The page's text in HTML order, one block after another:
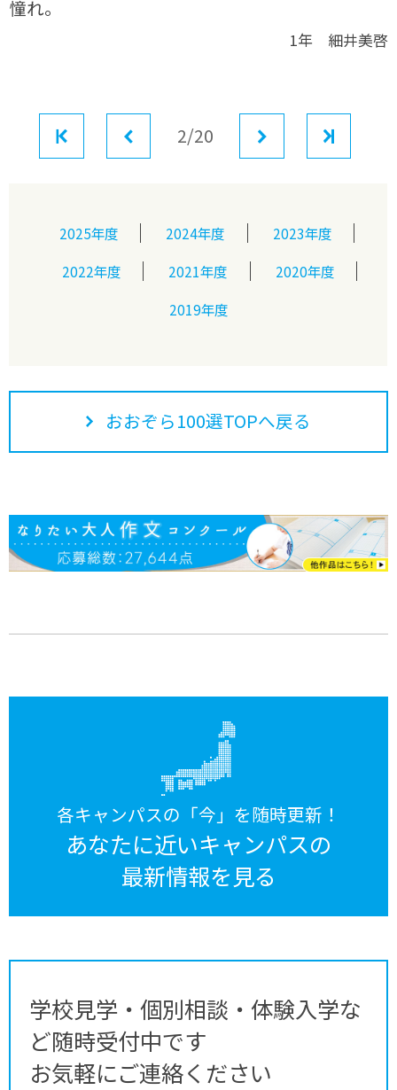
憧れ。
1年 細井美啓
前へ2/20
2025年度 2024年度
2023年度
2022年度
2021年度
2020年度
2019年度
おおぞら100選TOPへ戻る
各キャンパスの「今」を随時更新！
あなたに近いキャンパスの
最新情報を見る
学校見学・個別相談・体験入学な
ど随時受付中です
お気軽にご連絡ください